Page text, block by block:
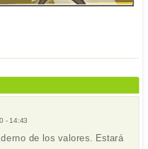
- 14:43
de los valores. Estará